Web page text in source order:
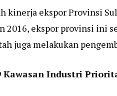
kinerja ekspor Provinsi
2016, ekspor provinsi ini
juga melakukan
Kawasan Industri